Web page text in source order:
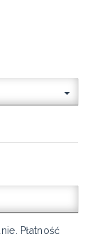
Płatność